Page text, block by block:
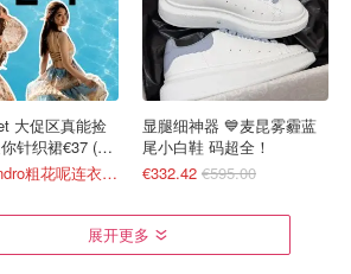
大促区真能捡
针织裙€37 (原
1折起 Sandro粗花呢连衣裙€82
显腿细神器 💙麦昆雾霾蓝
尾小白鞋 码超全！
€332.42 €595.00
展开更多